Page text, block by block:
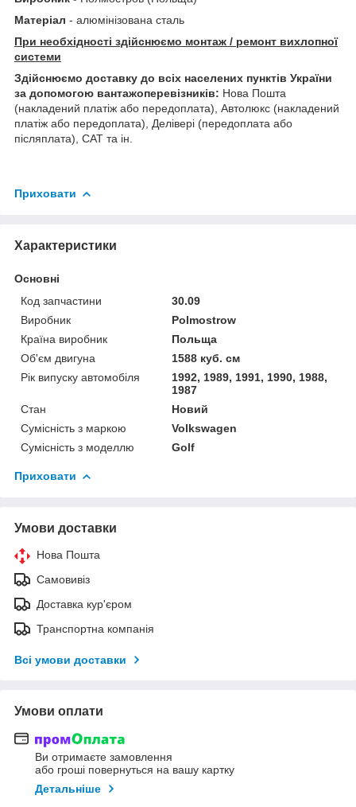
Матеріал - алюмінізована сталь
При необхідності здійснюємо монтаж / ремонт вихлопної
системи
Здійснюємо доставку до всіх населених пунктів України
за допомогою вантажоперевізників: Нова Пошта
(накладений платіж або передоплата), Автолюкс (накладений
платіж або передоплата), Делівері (передоплата або
післяплата), САТ та ін.
Приховати
Характеристики
Основні
Код запчастини
30.09
Виробник
Polmostrow
Країна виробник
Польща
Об'єм двигуна
1588 куб. см
Рік випуску автомобіля
1992, 1989, 1991, 1990, 1988,
1987
Стан
Новий
Сумісність з маркою
Volkswagen
Сумісність з моделлю
Golf
Приховати
Умови доставки
Нова Пошта
Самовивіз
Доставка кур'єром
Транспортна компанія
Всі умови доставки
Умови оплати
Ви отримаєте замовлення
або гроші повернуться на вашу картку
Детальніше